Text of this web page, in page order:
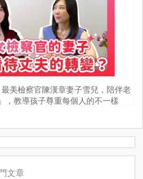
美檢察官陳漢章妻子雪兒，陪伴老
，教導孩子尊重每個人的不一樣
文章